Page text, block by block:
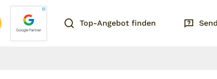
Top-Angebot finden